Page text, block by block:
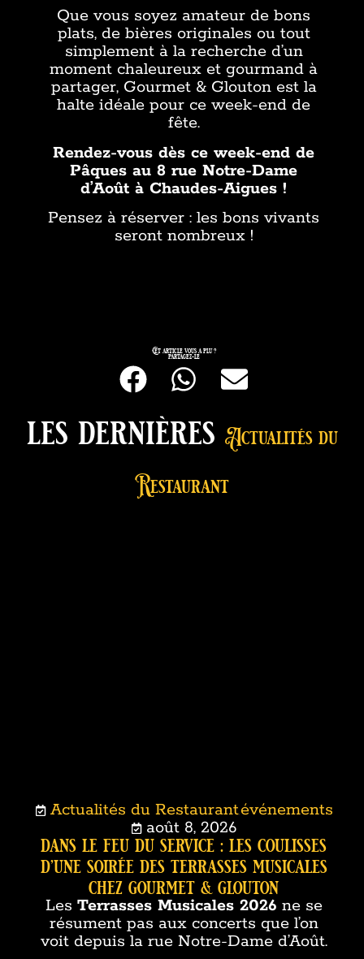
Que vous soyez amateur de bons
plats, de bières originales ou tout
simplement à la recherche d’un
moment chaleureux et gourmand à
partager, Gourmet & Glouton est la
halte idéale pour ce week-end de
fête.
Rendez-vous dès ce week-end de
Pâques au 8 rue Notre-Dame
d’Août à Chaudes-Aigues !
Pensez à réserver : les bons vivants
seront nombreux !
Cet article vous a plu ?
partagez-le
les dernières Actualités du
Restaurant
Actualités du Restaurant, événements
août 8, 2026
dans le feu du service : les coulisses
d’une soirée des terrasses musicales
chez gourmet & glouton
Les Terrasses Musicales 2026 ne se
résument pas aux concerts que l’on
voit depuis la rue Notre-Dame d’Août.